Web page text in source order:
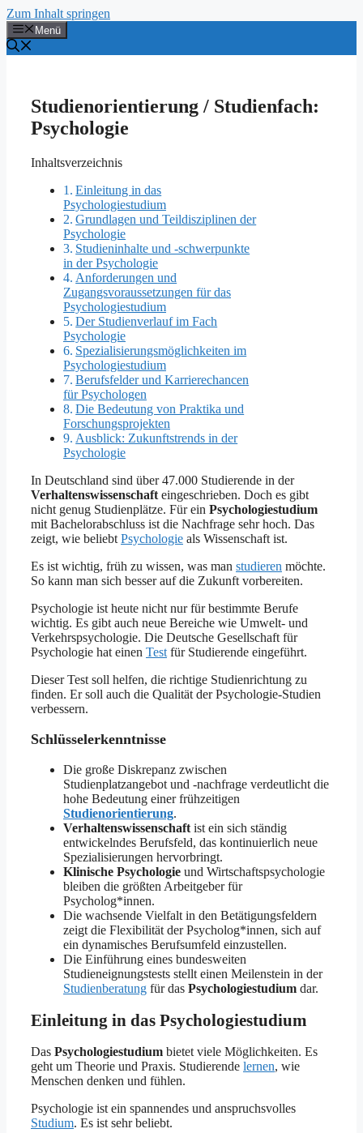
Zum Inhalt springen
Menü
Studienorientierung / Studienfach:
Psychologie
Inhaltsverzeichnis
Einleitung in das
Psychologiestudium
Grundlagen und Teildisziplinen der
Psychologie
Studieninhalte und -schwerpunkte
in der Psychologie
Anforderungen und
Zugangsvoraussetzungen für das
Psychologiestudium
Der Studienverlauf im Fach
Psychologie
Spezialisierungsmöglichkeiten im
Psychologiestudium
Berufsfelder und Karrierechancen
für Psychologen
Die Bedeutung von Praktika und
Forschungsprojekten
Ausblick: Zukunftstrends in der
Psychologie
In Deutschland sind über 47.000 Studierende in der
Verhaltenswissenschaft eingeschrieben. Doch es gibt
nicht genug Studienplätze. Für ein Psychologiestudium
mit Bachelorabschluss ist die Nachfrage sehr hoch. Das
zeigt, wie beliebt Psychologie als Wissenschaft ist.
Es ist wichtig, früh zu wissen, was man studieren möchte.
So kann man sich besser auf die Zukunft vorbereiten.
Psychologie ist heute nicht nur für bestimmte Berufe
wichtig. Es gibt auch neue Bereiche wie Umwelt- und
Verkehrspsychologie. Die Deutsche Gesellschaft für
Psychologie hat einen Test für Studierende eingeführt.
Dieser Test soll helfen, die richtige Studienrichtung zu
finden. Er soll auch die Qualität der Psychologie-Studien
verbessern.
Schlüsselerkenntnisse
Die große Diskrepanz zwischen
Studienplatzangebot und -nachfrage verdeutlicht die
hohe Bedeutung einer frühzeitigen
Studienorientierung.
Verhaltenswissenschaft ist ein sich ständig
entwickelndes Berufsfeld, das kontinuierlich neue
Spezialisierungen hervorbringt.
Klinische Psychologie und Wirtschaftspsychologie
bleiben die größten Arbeitgeber für
Psycholog*innen.
Die wachsende Vielfalt in den Betätigungsfeldern
zeigt die Flexibilität der Psycholog*innen, sich auf
ein dynamisches Berufsumfeld einzustellen.
Die Einführung eines bundesweiten
Studieneignungstests stellt einen Meilenstein in der
Studienberatung für das Psychologiestudium dar.
Einleitung in das Psychologiestudium
Das Psychologiestudium bietet viele Möglichkeiten. Es
geht um Theorie und Praxis. Studierende lernen, wie
Menschen denken und fühlen.
Psychologie ist ein spannendes und anspruchsvolles
Studium. Es ist sehr beliebt.